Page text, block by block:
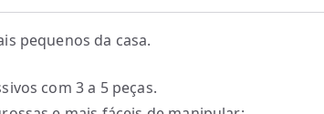
pequenos da casa.
com 3 a 5 peças.